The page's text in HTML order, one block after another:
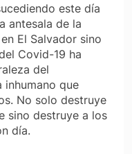
este día
antesala de la
El Salvador sino
Covid-19 ha
del
inhumano que
No solo destruye
sino destruye a los
día.